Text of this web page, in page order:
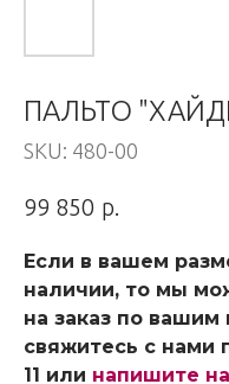
ПАЛЬТО
SKU: 480-00
99 850 р.
Если в вашем
наличии, то мы
на заказ по вашим
свяжитесь с нами
11 или напишите